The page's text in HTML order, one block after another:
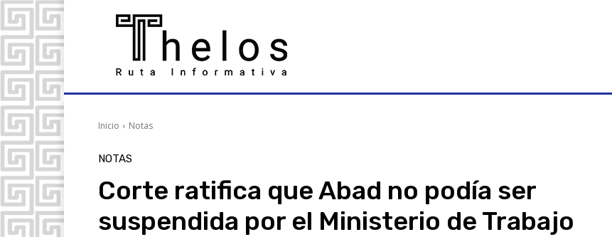
Inicio Notas
NOTAS
Corte ratifica que Abad no podía ser
suspendida por el Ministerio de Trabajo